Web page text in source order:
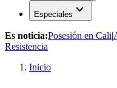
Especiales expand_more
Es noticia:Posesión en Cali|
Resistencia
Inicio